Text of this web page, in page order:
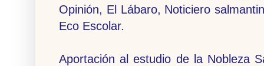
Opinión, El Lábaro, Noticiero
Eco Escolar.
Aportación al estudio de la Nobleza